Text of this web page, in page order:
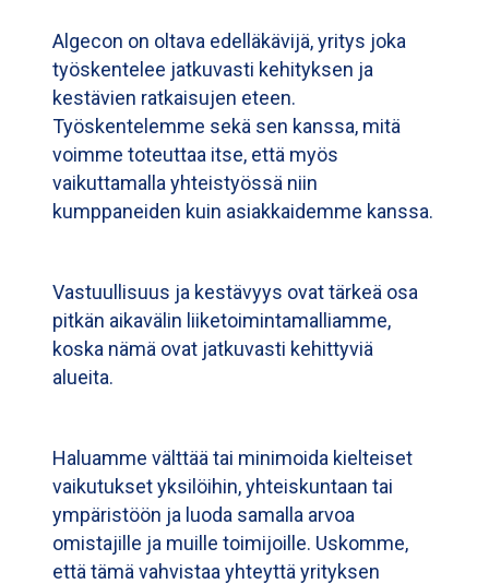
Algecon on oltava edelläkävijä, yritys joka
työskentelee jatkuvasti kehityksen ja
kestävien ratkaisujen eteen.
Työskentelemme sekä sen kanssa, mitä
voimme toteuttaa itse, että myös
vaikuttamalla yhteistyössä niin
kumppaneiden kuin asiakkaidemme kanssa.
Vastuullisuus ja kestävyys ovat tärkeä osa
pitkän aikavälin liiketoimintamalliamme,
koska nämä ovat jatkuvasti kehittyviä
alueita.
Haluamme välttää tai minimoida kielteiset
vaikutukset yksilöihin, yhteiskuntaan tai
ympäristöön ja luoda samalla arvoa
omistajille ja muille toimijoille. Uskomme,
että tämä vahvistaa yhteyttä yrityksen